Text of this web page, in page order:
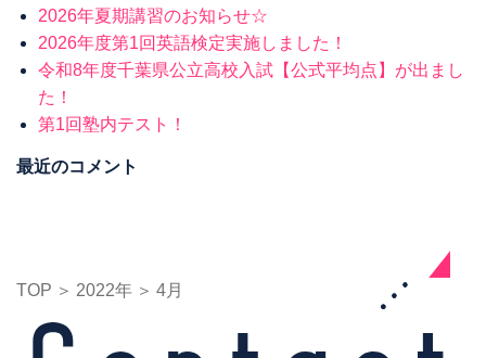
2026年夏期講習のお知らせ☆
2026年度第1回英語検定実施しました！
令和8年度千葉県公立高校入試【公式平均点】が出まし
た！
第1回塾内テスト！
最近のコメント
TOP 2022年 4月